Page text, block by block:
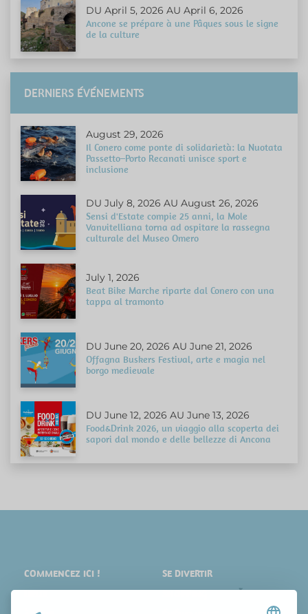
DU April 5, 2026 AU April 6, 2026
Ancone se prépare à une Pâques sous le signe
de la culture
DERNIERS ÉVÉNEMENTS
August 29, 2026
Il Conero come ponte di solidarietà: la Nuotata
Passetto–Porto Recanati unisce sport e
inclusione
DU July 8, 2026 AU August 26, 2026
Sensi d'Estate compie 25 anni, la Mole
Vanvitelliana torna ad ospitare la rassegna
culturale del Museo Omero
July 1, 2026
Beat Bike Marche riparte dal Conero con una
tappa al tramonto
DU June 20, 2026 AU June 21, 2026
Offagna Buskers Festival, arte e magia nel
borgo medievale
DU June 12, 2026 AU June 13, 2026
Food&Drink 2026, un viaggio alla scoperta dei
sapori dal mondo e delle bellezze di Ancona
COMMENCEZ ICI !
SE DIVERTIR